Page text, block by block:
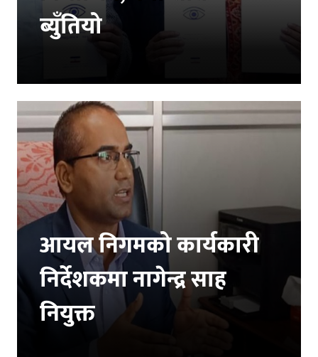
ब्युँतियो
आयल निगमको कार्यकारी
निर्देशकमा नागेन्द्र साह
नियुक्त